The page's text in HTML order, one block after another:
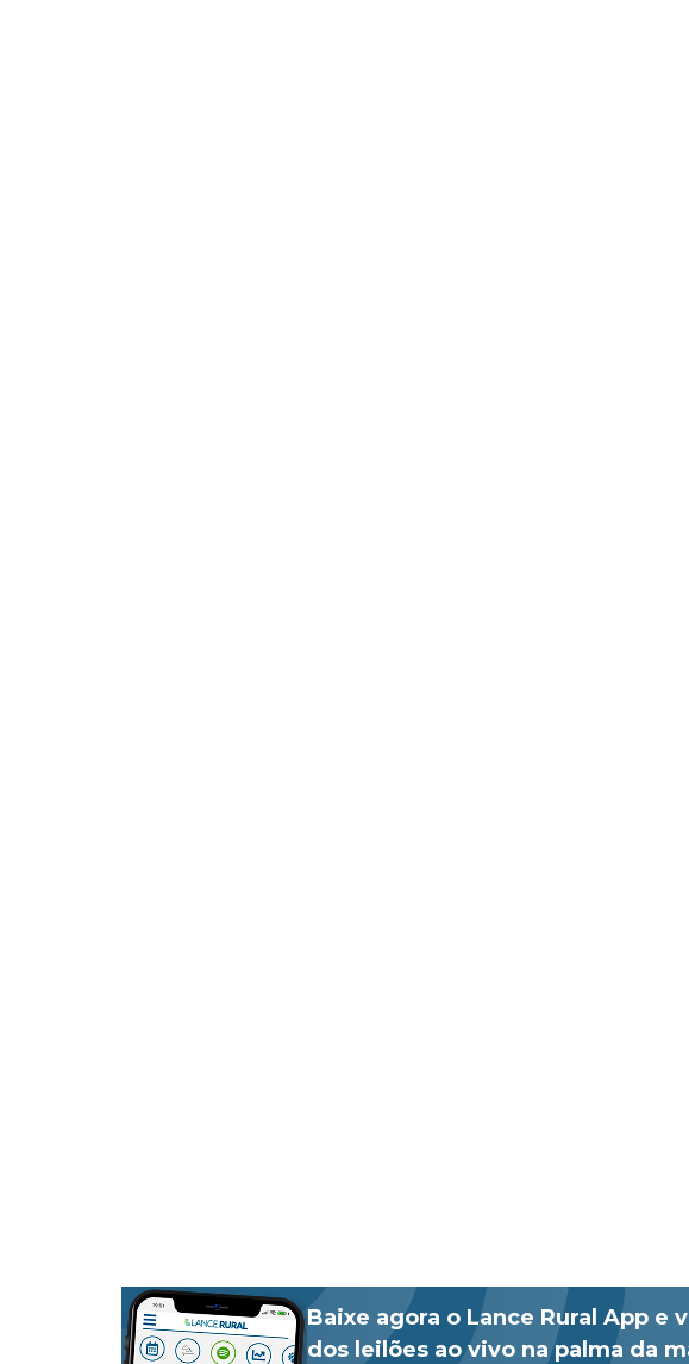
Baixe agora o Lance Rural App e
dos leilões ao vivo na palma da